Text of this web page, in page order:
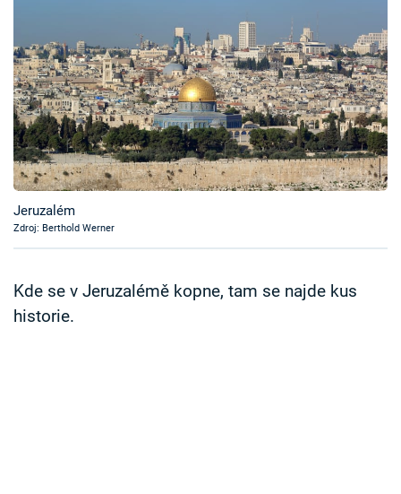
Témata
Pořady
TV Program
Časopis
Sledujte prima+
Jeruzalém
Zdroj: Berthold Werner
Kde se v Jeruzalémě kopne, tam se najde kus
historie.